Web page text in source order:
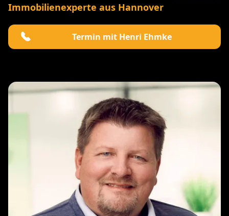
Immobilienexperte aus Hannover
Termin mit Henri Ehmke